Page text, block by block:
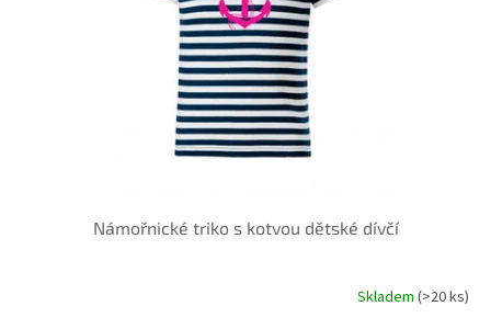
Námořnické triko s kotvou dětské dívčí
Skladem (>20 ks)